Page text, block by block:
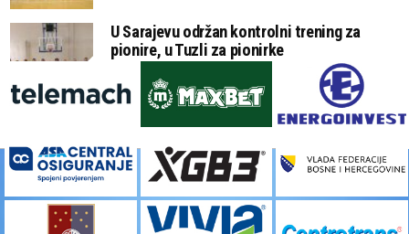
U Sarajevu održan kontrolni trening za
pionire, u Tuzli za pionirke